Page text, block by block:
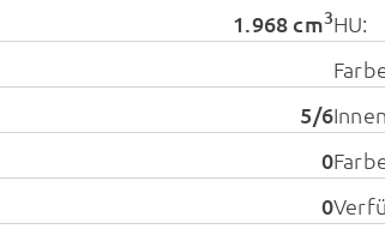
1.968 cm3
5/6
0
0
HU: